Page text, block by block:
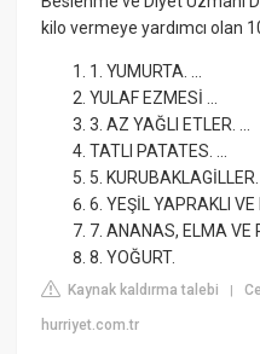
kilo vermeye yardımcı olan
1. YUMURTA. ...
YULAF EZMESİ ...
3. AZ YAĞLI ETLER. ...
TATLI PATATES. ...
5. KURUBAKLAGİLLER.
6. YEŞİL YAPRAKLI VE
7. ANANAS, ELMA VE
8. YOĞURT.
Kaynak kaldırma talebi |
hurriyet.com.tr